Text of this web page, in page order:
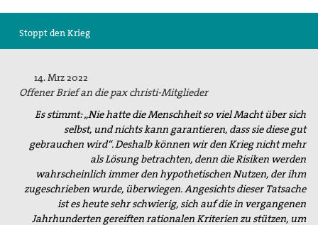
Suche
Stoppt den Krieg
14. Mrz 2022
Offener Brief an die pax christi-Mitglieder
Es stimmt: „Nie hatte die Menschheit so viel Macht über sich
selbst, und nichts kann garantieren, dass sie diese gut
gebrauchen wird“. Deshalb können wir den Krieg nicht mehr
als Lösung betrachten, denn die Risiken werden
wahrscheinlich immer den hypothetischen Nutzen, der ihm
zugeschrieben wurde, überwiegen. Angesichts dieser Tatsache
ist es heute sehr schwierig, sich auf die in vergangenen
Jahrhunderten gereiften rationalen Kriterien zu stützen, um